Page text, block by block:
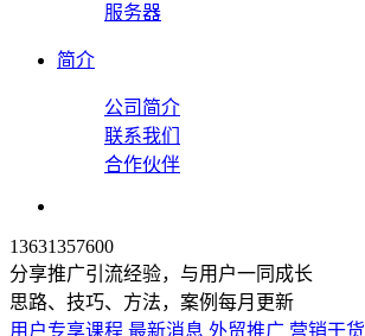
服务器
简介
公司简介
联系我们
合作伙伴
13631357600
分享推广引流经验，与用户一同成长
思路、技巧、方法，案例每月更新
用户专享课程 最新消息 外贸推广 营销干货